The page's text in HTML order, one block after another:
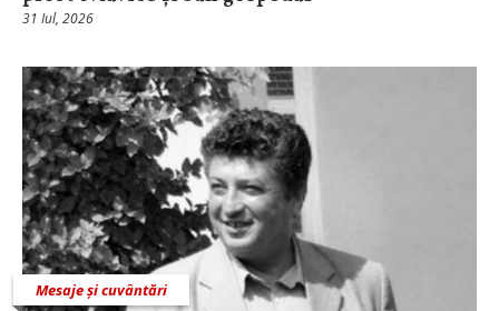
31 Iul, 2026
Mesaje și cuvântări